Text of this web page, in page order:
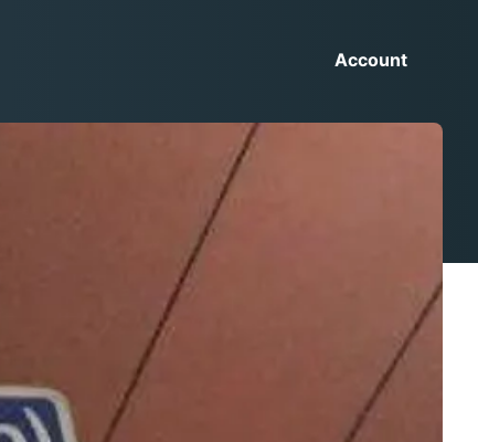
Account